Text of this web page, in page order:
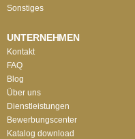
Sonstiges
UNTERNEHMEN
Kontakt
FAQ
Blog
Über uns
Dienstleistungen
Bewerbungscenter
Katalog download